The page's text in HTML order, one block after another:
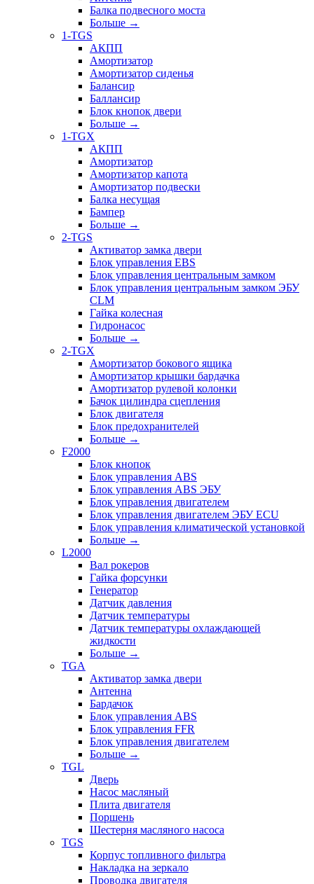
Балка подвесного моста
Больше →
1-TGS
АКПП
Амортизатор
Амортизатор сиденья
Балансир
Баллансир
Блок кнопок двери
Больше →
1-TGX
АКПП
Амортизатор
Амортизатор капота
Амортизатор подвески
Балка несущая
Бампер
Больше →
2-TGS
Активатор замка двери
Блок управления EBS
Блок управления центральным замком
Блок управления центральным замком ЭБУ
CLM
Гайка колесная
Гидронасос
Больше →
2-TGX
Амортизатор бокового ящика
Амортизатор крышки бардачка
Амортизатор рулевой колонки
Бачок цилиндра сцепления
Блок двигателя
Блок предохранителей
Больше →
F2000
Блок кнопок
Блок управления ABS
Блок управления ABS ЭБУ
Блок управления двигателем
Блок управления двигателем ЭБУ ECU
Блок управления климатической установкой
Больше →
L2000
Вал рокеров
Гайка форсунки
Генератор
Датчик давления
Датчик температуры
Датчик температуры охлаждающей
жидкости
Больше →
TGA
Активатор замка двери
Антенна
Бардачок
Блок управления ABS
Блок управления FFR
Блок управления двигателем
Больше →
TGL
Дверь
Насос масляный
Плита двигателя
Поршень
Шестерня масляного насоса
TGS
Корпус топливного фильтра
Накладка на зеркало
Проводка двигателя